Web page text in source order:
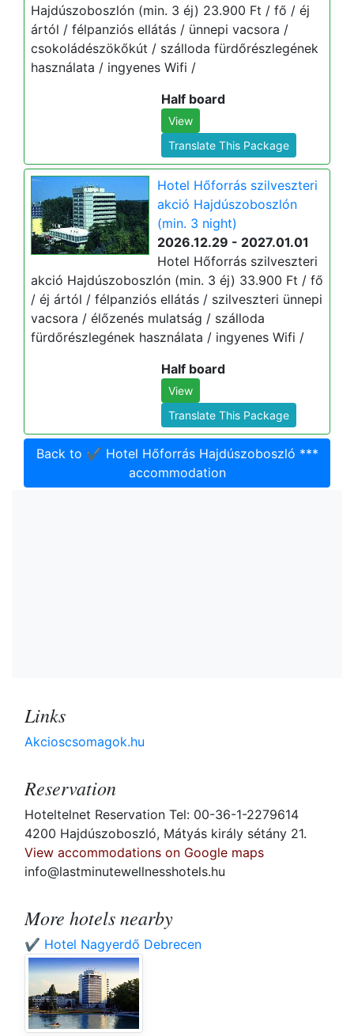
Hajdúszoboszlón (min. 3 éj) 23.900 Ft / fő / éj
ártól / félpanziós ellátás / ünnepi vacsora /
csokoládészökőkút / szálloda fürdőrészlegének
használata / ingyenes Wifi /
Half board
View
Translate This Package
Hotel Hőforrás szilveszteri
akció Hajdúszoboszlón
(min. 3 night)
2026.12.29 - 2027.01.01
Hotel Hőforrás szilveszteri
akció Hajdúszoboszlón (min. 3 éj) 33.900 Ft / fő
/ éj ártól / félpanziós ellátás / szilveszteri ünnepi
vacsora / élőzenés mulatság / szálloda
fürdőrészlegének használata / ingyenes Wifi /
Half board
View
Translate This Package
Back to ✔️ Hotel Hőforrás Hajdúszoboszló ***
accommodation
Links
Akcioscsomagok.hu
Reservation
Hoteltelnet Reservation Tel: 00-36-1-2279614
4200 Hajdúszoboszló, Mátyás király sétány 21.
View accommodations on Google maps
info@lastminutewellnesshotels.hu
More hotels nearby
✔️ Hotel Nagyerdő Debrecen